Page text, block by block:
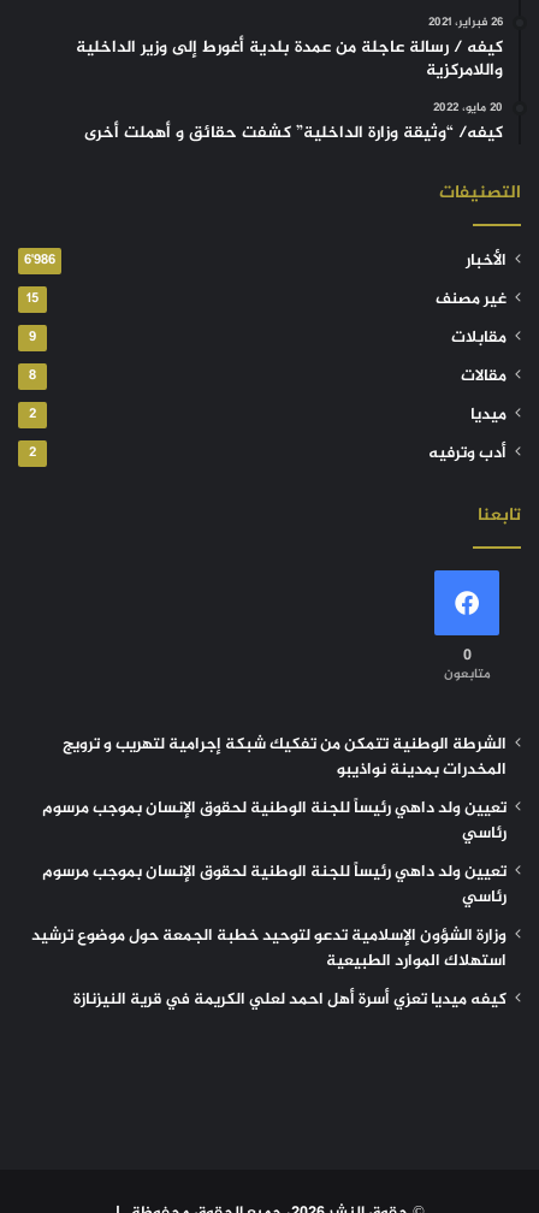
26 فبراير، 2021
كيفه / رسالة عاجلة من عمدة بلدية أغورط إلى وزير الداخلية
واللامركزية
20 مايو، 2022
كيفه/ “وثيقة وزارة الداخلية” كشفت حقائق و أهملت أخرى
التصنيفات
الأخبار 6٬986
غير مصنف 15
مقابلات 9
مقالات 8
ميديا 2
أدب وترفيه 2
تابعنا
0
متابعون
الشرطة الوطنية تتمكن من تفكيك شبكة إجرامية لتهريب و ترويج
المخدرات بمدينة نواذيبو
تعيين ولد داهي رئيساً للجنة الوطنية لحقوق الإنسان بموجب مرسوم
رئاسي
تعيين ولد داهي رئيساً للجنة الوطنية لحقوق الإنسان بموجب مرسوم
رئاسي
وزارة الشؤون الإسلامية تدعو لتوحيد خطبة الجمعة حول موضوع ترشيد
استهلاك الموارد الطبيعية
كيفه ميديا تعزي أسرة أهل احمد لعلي الكريمة في قرية النيزنازة